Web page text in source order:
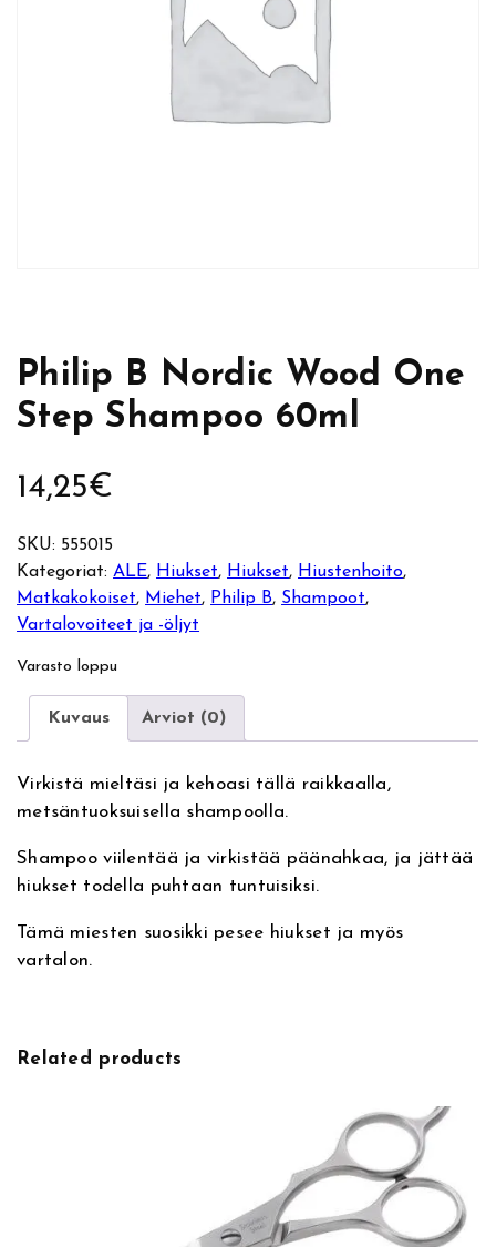
Philip B Nordic Wood One
Step Shampoo 60ml
14,25€
SKU: 555015
Kategoriat:ALE, Hiukset, Hiukset, Hiustenhoito
Matkakokoiset, Miehet, Philip B, Shampoot
Vartalovoiteet ja -öljyt
Varasto loppu
Kuvaus Arviot (0)
Virkistä mieltäsi ja kehoasi tällä raikkaalla,
metsäntuoksuisella shampoolla.
Shampoo viilentää ja virkistää päänahkaa, ja jättää
hiukset todella puhtaan tuntuisiksi.
Tämä miesten suosikki pesee hiukset ja myös
vartalon.
Related products